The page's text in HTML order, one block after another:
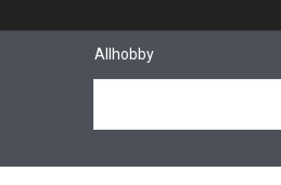
Allhobby